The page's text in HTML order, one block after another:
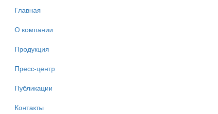
содержанию
Главная
О компании
Продукция
Пресс-центр
Публикации
Контакты